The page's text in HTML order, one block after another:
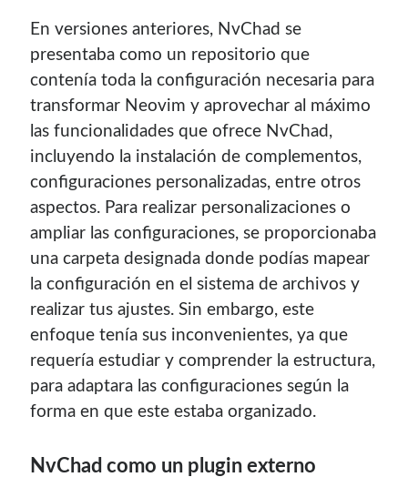
Enlaces de mi sitio viejo
¿Buscas las secciones de mi antiguo sitio?
GNU/Linux
Tutoriales
Descargas
El Autor
Blogroll Geek
En versiones anteriores, NvChad se
presentaba como un repositorio que
contenía toda la configuración necesaria para
transformar Neovim y aprovechar al máximo
las funcionalidades que ofrece NvChad,
incluyendo la instalación de complementos,
configuraciones personalizadas, entre otros
aspectos. Para realizar personalizaciones o
ampliar las configuraciones, se proporcionaba
una carpeta designada donde podías mapear
la configuración en el sistema de archivos y
realizar tus ajustes. Sin embargo, este
enfoque tenía sus inconvenientes, ya que
requería estudiar y comprender la estructura,
para adaptara las configuraciones según la
forma en que este estaba organizado.
NvChad como un plugin externo